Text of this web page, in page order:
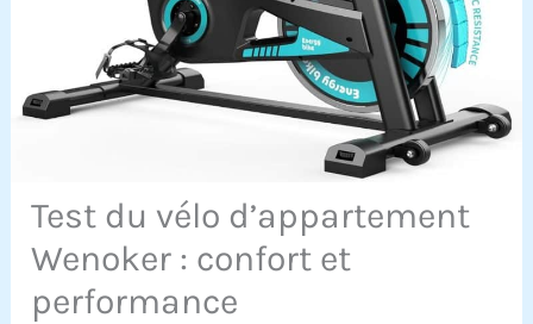
Test du vélo d’appartement
Wenoker : confort et
performance